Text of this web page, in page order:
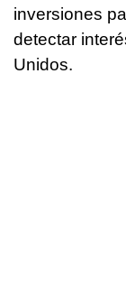
inversiones
detectar
Unidos.